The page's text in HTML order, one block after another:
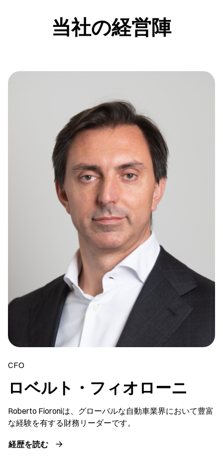
当社の経営陣
CFO
ロベルト・フィオローニ
Roberto Fioroniは、グローバルな自動車業界において豊富
な経験を有する財務リーダーです。
経歴を読む